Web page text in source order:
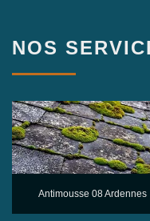
NOS
Antimousse 08 Ardennes